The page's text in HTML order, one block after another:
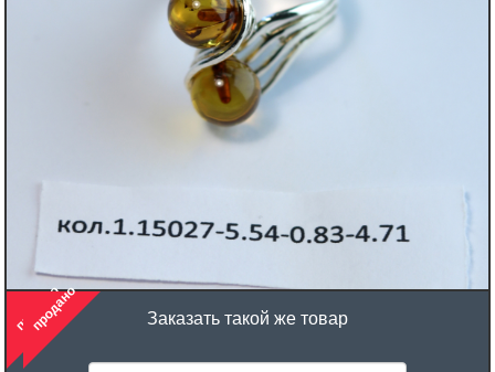
продано
продано Заказать такой же товар